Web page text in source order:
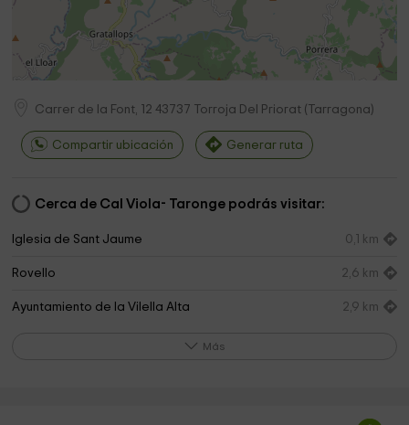
Carrer de la Font, 12 43737 Torroja Del Priorat ( Tarragona)
Compartir ubicación Generar ruta
Cerca de Cal Viola- Taronge podrás visitar:
Iglesia de Sant Jaume 0,1 km
Rovello 2,6 km
Ayuntamiento de la Vilella Alta 2,9 km
Riu Siurana i Planes del Priorat Más